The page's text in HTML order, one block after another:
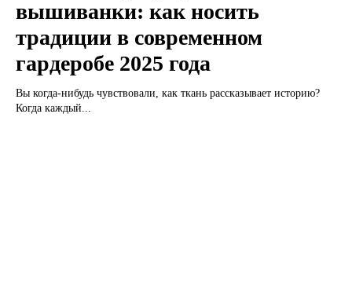
вышиванки: как носить
традиции в современном
гардеробе 2025 года
Вы когда-нибудь чувствовали, как ткань рассказывает историю?
Когда каждый...